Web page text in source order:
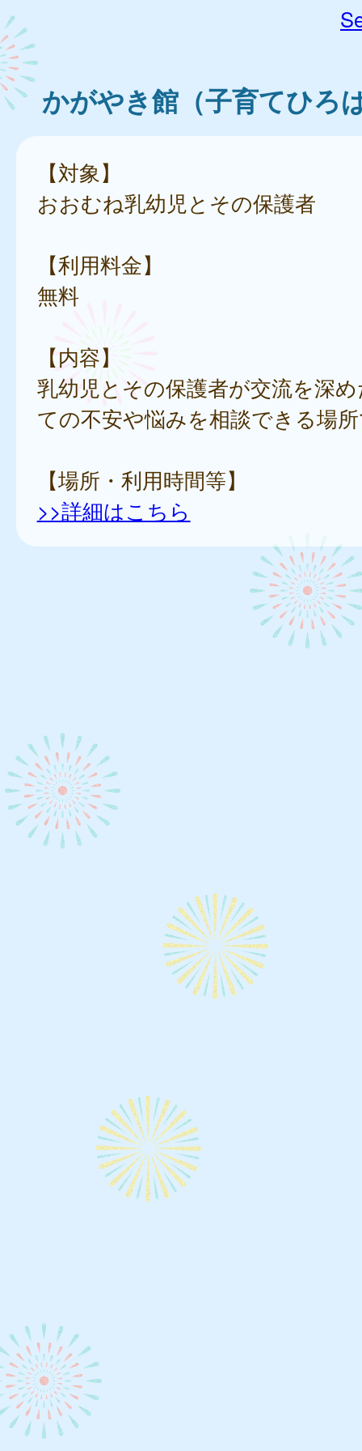
かがやき館（子育てひろ
【対象】
おおむね乳幼児とその保護者
【利用料金】
無料
【内容】
乳幼児とその保護者が交流を深
ての不安や悩みを相談できる場
【場所・利用時間等】
>>詳細はこちら